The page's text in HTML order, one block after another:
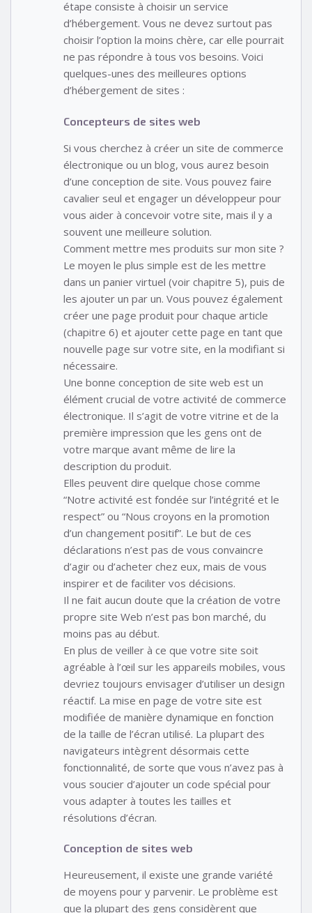
étape consiste à choisir un service
d’hébergement. Vous ne devez surtout pas
choisir l’option la moins chère, car elle pourrait
ne pas répondre à tous vos besoins. Voici
quelques-unes des meilleures options
d’hébergement de sites :
Concepteurs de sites web
Si vous cherchez à créer un site de commerce
électronique ou un blog, vous aurez besoin
d’une conception de site. Vous pouvez faire
cavalier seul et engager un développeur pour
vous aider à concevoir votre site, mais il y a
souvent une meilleure solution.
Comment mettre mes produits sur mon site ?
Le moyen le plus simple est de les mettre
dans un panier virtuel (voir chapitre 5), puis de
les ajouter un par un. Vous pouvez également
créer une page produit pour chaque article
(chapitre 6) et ajouter cette page en tant que
nouvelle page sur votre site, en la modifiant si
nécessaire.
Une bonne conception de site web est un
élément crucial de votre activité de commerce
électronique. Il s’agit de votre vitrine et de la
première impression que les gens ont de
votre marque avant même de lire la
description du produit.
Elles peuvent dire quelque chose comme
“Notre activité est fondée sur l’intégrité et le
respect” ou “Nous croyons en la promotion
d’un changement positif”. Le but de ces
déclarations n’est pas de vous convaincre
d’agir ou d’acheter chez eux, mais de vous
inspirer et de faciliter vos décisions.
Il ne fait aucun doute que la création de votre
propre site Web n’est pas bon marché, du
moins pas au début.
En plus de veiller à ce que votre site soit
agréable à l’œil sur les appareils mobiles, vous
devriez toujours envisager d’utiliser un design
réactif. La mise en page de votre site est
modifiée de manière dynamique en fonction
de la taille de l’écran utilisé. La plupart des
navigateurs intègrent désormais cette
fonctionnalité, de sorte que vous n’avez pas à
vous soucier d’ajouter un code spécial pour
vous adapter à toutes les tailles et
résolutions d’écran.
Conception de sites web
Heureusement, il existe une grande variété
de moyens pour y parvenir. Le problème est
que la plupart des gens considèrent que